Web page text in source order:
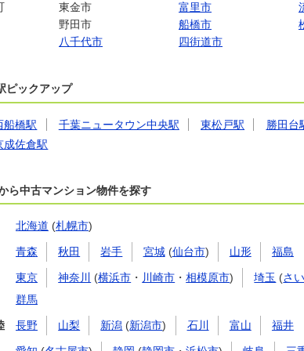
東金市 富里市
野田市 船橋市
八千代市 四街道市
ピックアップ
船橋駅 千葉ニュータウン中央駅 東松戸駅 勝田台
成佐倉駅
ら中古マンション物件を探す
北海道 (札幌市)
青森 秋田 岩手 宮城(仙台市) 山形 福島
東京 神奈川 (横浜市 ・ 川崎市 ・相模原市) 埼玉 (さ
群馬
長野 山梨 新潟 (新潟市) 石川 富山 福井